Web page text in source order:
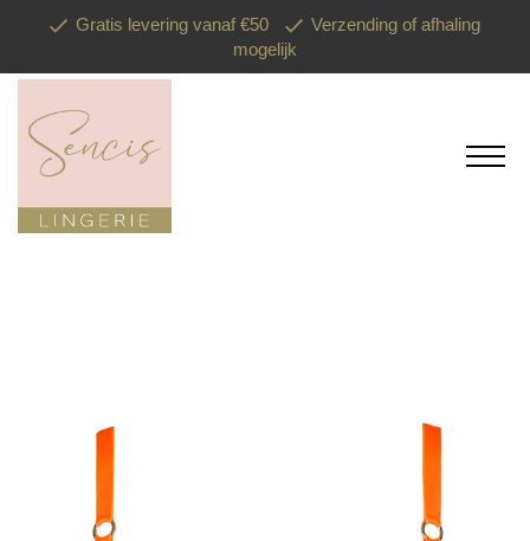
Gratis levering vanaf €50
Verzending of afhaling
mogelijk